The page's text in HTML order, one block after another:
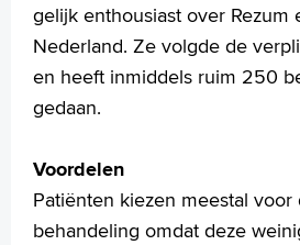
gelijk enthousiast over Rezum
Nederland. Ze volgde de
en heeft inmiddels ruim 250
gedaan.
Voordelen
Patiënten kiezen meestal voor
behandeling omdat deze